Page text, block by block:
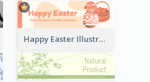
Happy Easter Illustrated Twitter Header